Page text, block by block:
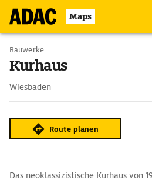
Maps
Bauwerke
Kurhaus
Wiesbaden
Route planen
Das neoklassizistische Kurhaus von